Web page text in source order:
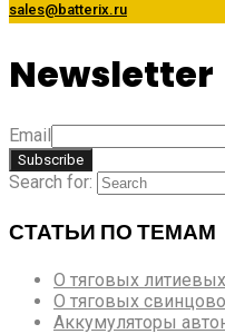
sales@batterix.ru
Newsletter
Email
Search for:
СТАТЬИ ПО ТЕМАМ
О тяговых
О тяговых
Аккумуляторы